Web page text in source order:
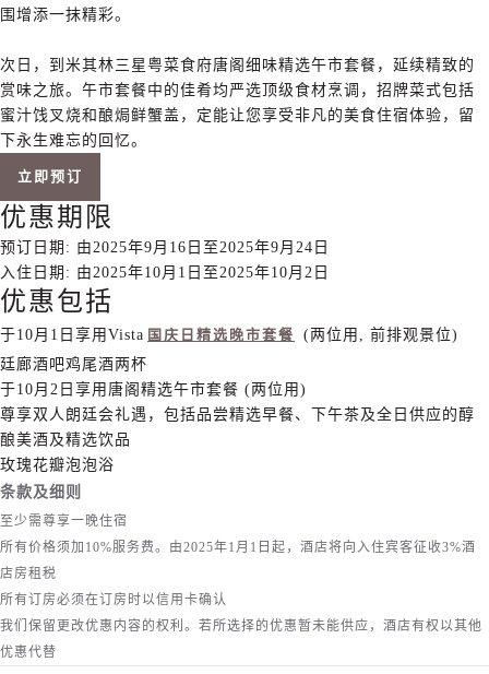
围增添一抹精彩。
次日，到米其林三星粤菜食府唐阁细味精选午市套餐，延续精致的
赏味之旅。午市套餐中的佳肴均严选顶级食材烹调，招牌菜式包括
蜜汁饯叉烧和酿焗鲜蟹盖，定能让您享受非凡的美食住宿体验，留
下永生难忘的回忆。
立即预订
优惠期限
预订日期: 由2025年9月16日至2025年9月24日
入住日期: 由2025年10月1日至2025年10月2日
优惠包括
于10月1日享用Vista 国庆日精选晚市套餐
(两位用, 前排观景位)
廷廊酒吧鸡尾酒两杯
于10月2日享用唐阁精选午市套餐 (两位用)
尊享双人朗廷会礼遇，包括品尝精选早餐、下午茶及全日供应的醇
酿美酒及精选饮品
玫瑰花瓣泡泡浴
条款及细则
至少需尊享一晚住宿
所有价格须加10%服务费。由2025年1月1日起，酒店将向入住宾客征收3%酒
店房租税
所有订房必须在订房时以信用卡确认
我们保留更改优惠内容的权利。若所选择的优惠暂未能供应，酒店有权以其他
优惠代替